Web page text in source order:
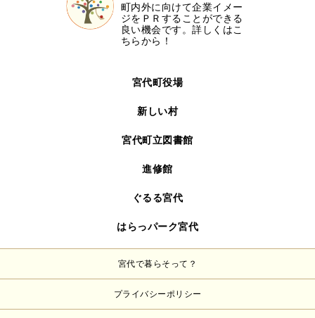
町内外に向けて企業イメー
ジをＰＲすることができる
良い機会です。詳しくはこ
ちらから！
宮代町役場
新しい村
宮代町立図書館
進修館
ぐるる宮代
はらっパーク宮代
宮代で暮らそって？
プライバシーポリシー